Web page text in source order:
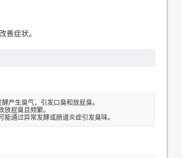
善症状。
产生臭气，引发口臭和放屁臭。
屁臭且频繁。
通过异常发酵或肠道炎症引发臭味。